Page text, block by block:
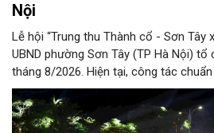
Nội
Lễ hội “Trung thu Thành cổ - Sơn Tây
UBND phường Sơn Tây (TP Hà Nội)
tháng 8/2026. Hiện tại, công tác
chính quyền phường Sơn Tây cùng
vị và 25 tổ dân phố khẩn trương triển
sẵn sàng mang đến cho Nhân dân và